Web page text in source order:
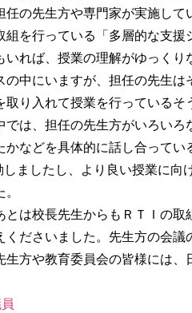
任の先生方や専門家が実施し
組を行っている「多層的な支
いれば、授業の理解がゆっく
の中にいますが、担任の先生
取り入れて授業を行っているそ
では、担任の先生方がいろい
かなどを具体的に話し合って
ましたし、より良い授業に
とは校長先生からもＲＴＩの
くださいました。先生方の会
生方や教育委員会の皆様には